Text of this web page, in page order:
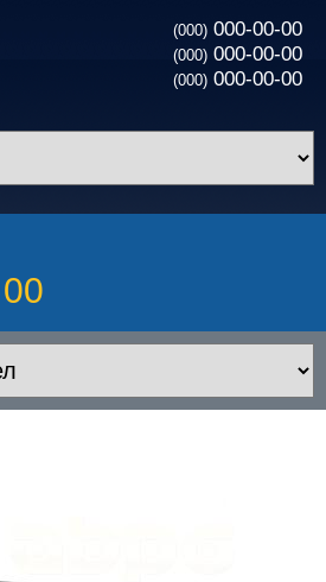
(000) 000-00-00
(000) 000-00-00
(000) 000-00-00
00